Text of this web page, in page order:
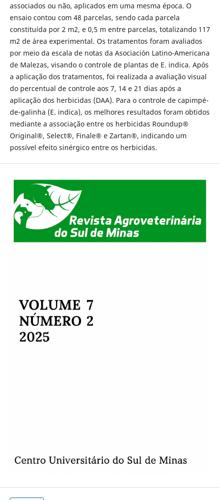
associados ou não, aplicados em uma mesma época. O
ensaio contou com 48 parcelas, sendo cada parcela
constituída por 2 m2, e 0,5 m entre parcelas, totalizando 117
m2 de área experimental. Os tratamentos foram avaliados
por meio da escala de notas da Asociación Latino-Americana
de Malezas, visando o controle de plantas de E. indica. Após
a aplicação dos tratamentos, foi realizada a avaliação visual
do percentual de controle aos 7, 14 e 21 dias após a
aplicação dos herbicidas (DAA). Para o controle de capimpé-
de-galinha (E. indica), os melhores resultados foram obtidos
mediante a associação entre os herbicidas Roundup®
Original®, Select®, Finale® e Zartan®, indicando um
possível efeito sinérgico entre os herbicidas.